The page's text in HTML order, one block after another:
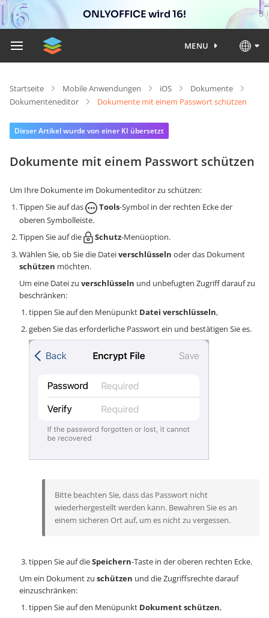
ONLYOFFICE wird 16!
MENU
Startseite Mobile Anwendungen iOS
Dokumente
Dokumenteneditor
Dokumente mit einem Passwort schützen
Dieser Artikel wurde von einer KI übersetzt
Dokumente mit einem Passwort schützen
Um Ihre Dokumente im Dokumenteditor zu schützen:
Tippen Sie auf das
Tools-Symbol in der rechten Ecke der
oberen Symbolleiste.
Tippen Sie auf die
Schutz-Menüoption.
Wählen Sie, ob Sie die Dateiverschlüsseln oder das Dokument
schützen möchten.
Um eine Datei zu verschlüsseln und unbefugten Zugriff darauf zu
beschränken:
tippen Sie auf den Menüpunkt Datei verschlüsseln,
geben Sie das erforderliche Passwort ein und bestätigen Sie es.
Bitte beachten Sie, dass das Passwort nicht
wiederhergestellt werden kann. Bewahren Sie es an
einem sicheren Ort auf, um es nicht zu vergessen.
tippen Sie auf dieSpeichern-Taste in der oberen rechten Ecke.
Um ein Dokument zu schützen und die Zugriffsrechte darauf
einzuschränken:
tippen Sie auf den Menüpunkt Dokument schützen,